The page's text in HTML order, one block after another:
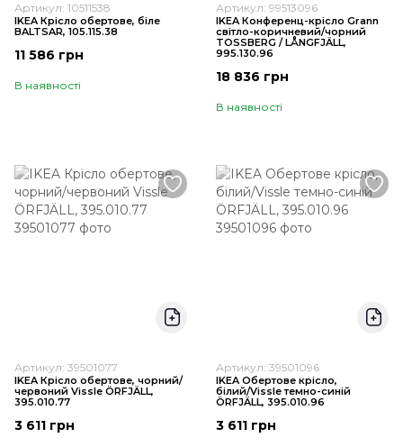
Артикул: 10511538
IKEA Крісло обертове, біле
BALTSAR, 105.115.38
11 586 грн
В наявності
Артикул: 99513096
IKEA Конференц-крісло Grann
світло-коричневий/чорний
TOSSBERG / LÅNGFJÄLL,
995.130.96
18 836 грн
В наявності
Артикул: 39501077
IKEA Крісло обертове, чорний/
червоний Vissle ÖRFJÄLL,
395.010.77
3 611 грн
Артикул: 39501096
IKEA Обертове крісло,
білий/Vissle темно-синій
ÖRFJÄLL, 395.010.96
3 611 грн